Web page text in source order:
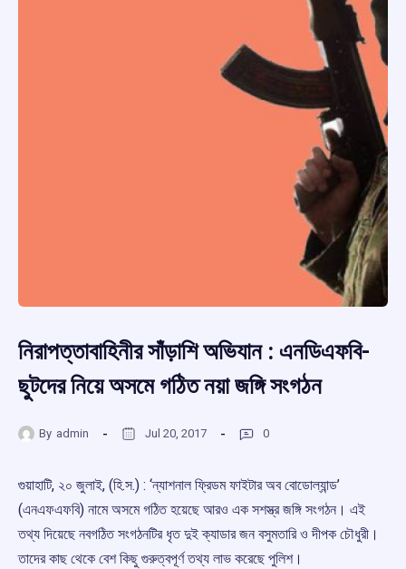
নিরাপত্তাবাহিনীর সাঁড়াশি অভিযান : এনডিএফবি-
ছুটদের নিয়ে অসমে গঠিত নয়া জঙ্গি সংগঠন
By admin Jul 20, 2017 0
গুয়াহাটি, ২০ জুলাই, (হি.স.) : ‘ন্যাশনাল ফ্রিডম ফাইটার অব বোডোল্যান্ড’
(এনএফএফবি) নামে অসমে গঠিত হয়েছে আরও এক সশস্ত্র জঙ্গি সংগঠন। এই
তথ্য দিয়েছে নবগঠিত সংগঠনটির ধৃত দুই ক্যাডার জন বসুমতারি ও দীপক চৌধুরী।
তাদের কাছ থেকে বেশ কিছু গুরুত্বপূর্ণ তথ্য লাভ করেছে পুলিশ।